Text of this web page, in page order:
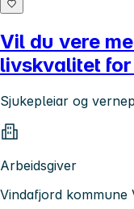
Vil du vere
livskvalitet
Sjukepleiar og
Arbeidsgiver
Vindafjord kommune